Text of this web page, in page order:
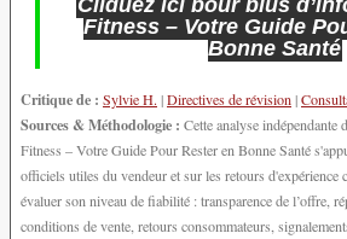
Fitness – Votre Guide
Bonne Santé
Critique de : Sylvie H. |Directives de révision|
Sources & Méthodologie : Cette analyse
Fitness – Votre Guide Pour Rester en Bonne Santé
officiels utiles du vendeur et sur les retours d'expérience
évaluer son niveau de fiabilité : transparence de l’offre,
conditions de vente, retours consommateurs,